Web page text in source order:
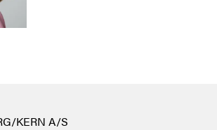
KERN A/S